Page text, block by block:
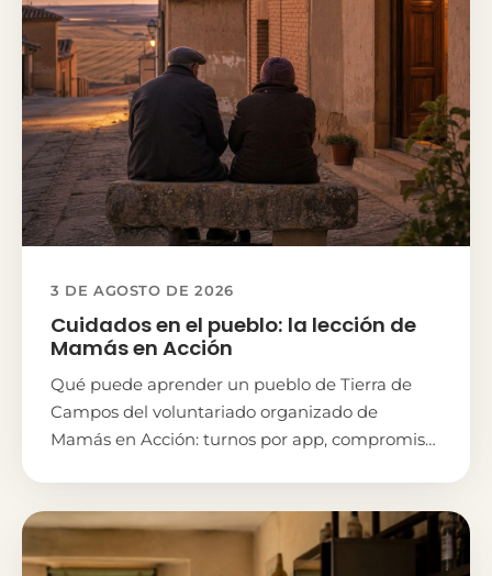
3 DE AGOSTO DE 2026
Cuidados en el pueblo: la lección de
Mamás en Acción
Qué puede aprender un pueblo de Tierra de
Campos del voluntariado organizado de
Mamás en Acción: turnos por app, compromiso